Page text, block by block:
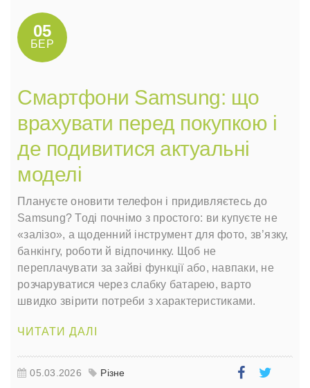
05
БЕР
Смартфони Samsung: що
врахувати перед покупкою і
де подивитися актуальні
моделі
Плануєте оновити телефон і придивляєтесь до
Samsung? Тоді почнімо з простого: ви купуєте не
«залізо», а щоденний інструмент для фото, зв’язку,
банкінгу, роботи й відпочинку. Щоб не
переплачувати за зайві функції або, навпаки, не
розчаруватися через слабку батарею, варто
швидко звірити потреби з характеристиками.
ЧИТАТИ ДАЛІ
05.03.2026 Різне